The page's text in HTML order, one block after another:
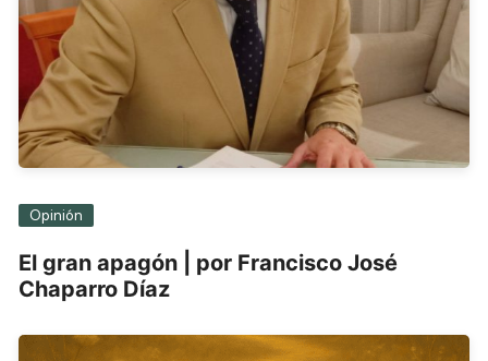
Opinión
El gran apagón | por Francisco José
Chaparro Díaz